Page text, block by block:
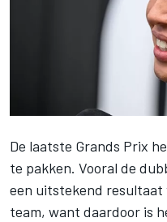
De laatste Grands Prix
te pakken. Vooral de
een uitstekend resultaat
team, want daardoor is